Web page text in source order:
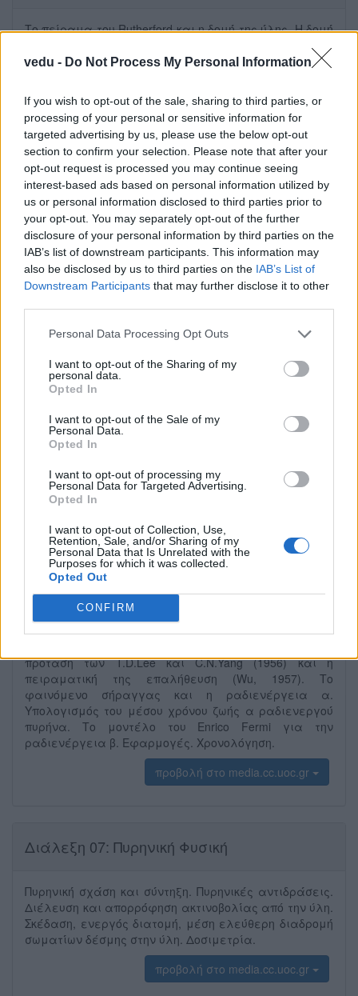
vedu - Do Not Process My Personal Information
If you wish to opt-out of the sale, sharing to third parties, or
processing of your personal or sensitive information for
targeted advertising by us, please use the below opt-out
section to confirm your selection. Please note that after your
opt-out request is processed you may continue seeing
interest-based ads based on personal information utilized by
us or personal information disclosed to third parties prior to
your opt-out. You may separately opt-out of the further
disclosure of your personal information by third parties on the
IAB’s list of downstream participants. This information may
also be disclosed by us to third parties on the IAB’s List of
Downstream Participants that may further disclose it to other
Personal Data Processing Opt Outs
I want to opt-out of the Sharing of my
personal data.
Opted In
I want to opt-out of the Sale of my
Personal Data.
Opted In
I want to opt-out of processing my
Personal Data for Targeted Advertising.
Opted In
I want to opt-out of Collection, Use,
Retention, Sale, and/or Sharing of my
Personal Data that Is Unrelated with the
Purposes for which it was collected.
Opted Out
CONFIRM
Το πείραμα του Rutherford και η δομή́ της ύ́λης. Η δομή́
των πυρή́νων. Το νετρό́νιο και οι ιδιό́τητέ́ς του
(Chadwick 1930). Βασικά́ χαρακτηριστικά́ των πυρήνων.
σπιν, μαγνητική ροπή́. Ενέ́ργεια σύ́νδεσης πυρή́να. Η
"Κοιλά́δα των Ευσταθώ́ν Πυρή́νων”. Η ανεξαρτησί́α
της πυρηνική́ς δύναμης από το ηλεκτρικό́ φορτί́ο.
Νουκλεό́νια. Ισοτοπικό σπιν (Heisenberg 1930).
προβολή στο media.cc.uoc.gr
Διάλεξη 05: Πυρηνική Φυσική
Πυρηνικά μοντέλα. Μέγεθος και τυπικέ́ς ενέ́ργειες.
Το απλοϊκό́ μοντέλο του πυρήνα με μόνο πρωτόνια
τους μεγάλους πυρήνες. Το "μοντέ́λο των φλοιώ́ν”. Η
νετρονίων των ευσταθώ́ν πυρή́νων. Η ευστάθεια του
Δευτερί́ου. Η αβεβαιότητα ενέ́ργειας-χρό́νου και οι
ανταλλαγή́ς. Παραδείγματα. Το μοντέλο Yukawa για
την πυρηνική́ δύ́ναμη, το πεδί́ο των μεσονί́ων και τα π-
μεσόνια.
προβολή στο media.cc.uoc.gr
Διάλεξη 06: Πυρηνική Φυσική
Ραδιενέργεια. Ο Νό́μος της Ραδιενέ́ργειας.
Ακτινοβολί́ες α, β και γ. Μέ́σος χρό́νος ζωής ασταθού́ς
πυρήνα. Ακτινοβολί́α β και το νετρί́νο. Η ομοτιμί́α
πρόταση των T.D.Lee και C.N.Yang (1956) και η
πειραματική́ της επαλήθευση (Wu, 1957). Το
φαινόμενο σή́ραγγας και η ραδιενέργεια α.
Υπολογισμός του μέσου χρόνου ζωής α ραδιενεργού́
πυρήνα. Το μοντέ́λο του Enrico Fermi για την
ραδιενέ́ργεια β. Εφαρμογέ́ς. Χρονολόγηση.
προβολή στο media.cc.uoc.gr
Διάλεξη 07: Πυρηνική Φυσική
Πυρηνική́ σχά́ση και σύ́ντηξη. Πυρηνικέ́ς αντιδρά́σεις.
Διέ́λευση και απορρό́φηση ακτινοβολί́ας από την ύλη.
Σκέ́δαση, ενεργό́ς διατομή́, μέ́ση ελεύ́θερη διαδρομή́
σωματί́ων δέσμης στην ύλη. Δοσιμετρία.
προβολή στο media.cc.uoc.gr